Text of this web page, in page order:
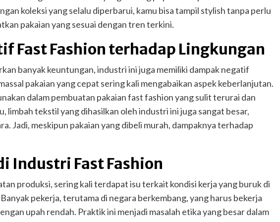
koleksi yang selalu diperbarui, kamu bisa tampil stylish tanpa perlu
pakaian yang sesuai dengan tren terkini.
Fast Fashion terhadap Lingkungan
banyak keuntungan, industri ini juga memiliki dampak negatif
pakaian yang cepat sering kali mengabaikan aspek keberlanjutan.
dalam pembuatan pakaian fast fashion yang sulit terurai dan
limbah tekstil yang dihasilkan oleh industri ini juga sangat besar,
Jadi, meskipun pakaian yang dibeli murah, dampaknya terhadap
Industri Fast Fashion
produksi, sering kali terdapat isu terkait kondisi kerja yang buruk di
pekerja, terutama di negara berkembang, yang harus bekerja
upah rendah. Praktik ini menjadi masalah etika yang besar dalam